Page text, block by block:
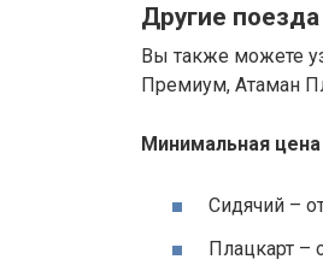
Другие
Вы также можете
Премиум, Атаман
Минимальная
Сидячий –
Плацкарт –